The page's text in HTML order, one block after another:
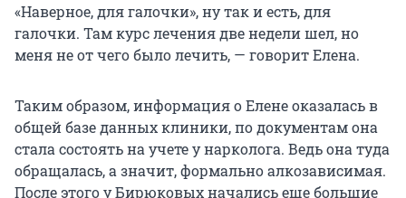
«Наверное, для галочки», ну так и есть, для
галочки. Там курс лечения две недели шел, но
меня не от чего было лечить, — говорит Елена.
Таким образом, информация о Елене оказалась в
общей базе данных клиники, по документам она
стала состоять на учете у нарколога. Ведь она туда
обращалась, а значит, формально алкозависимая.
После этого у Бирюковых начались еще большие